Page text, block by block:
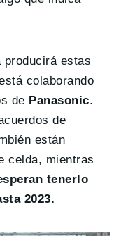
producirá estas
colaborando
de Panasonic.
de
están
celda, mientras
tenerlo
2023.